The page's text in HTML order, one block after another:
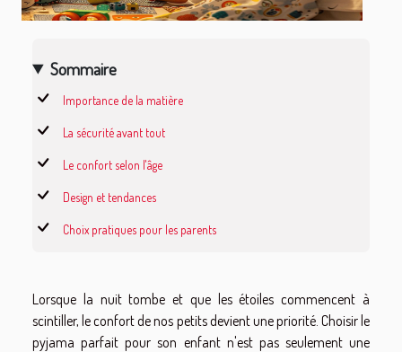
Sommaire
Importance de la matière
La sécurité avant tout
Le confort selon l'âge
Design et tendances
Choix pratiques pour les parents
Lorsque la nuit tombe et que les étoiles commencent à
scintiller, le confort de nos petits devient une priorité. Choisir le
pyjama parfait pour son enfant n'est pas seulement une